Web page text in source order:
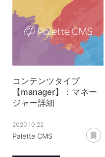
コンテンツタイプ
【manager】：マネー
ジャー詳細
2020.10.22
Palette CMS